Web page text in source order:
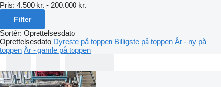
Pris: 4.500 kr. - 200.000 kr.
Filter
Sortér: Oprettelsesdato
Oprettelsesdato Dyreste på toppen Billigste på toppen År - ny på
toppen År - gamle på toppen